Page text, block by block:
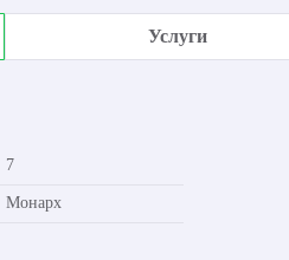
Услуги
7
Монарх